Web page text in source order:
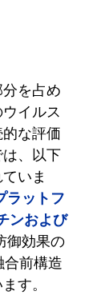
を占め
イルス
な評価
、以下
いま
ラットフ
ンおよび
御効果の
前構造
す。